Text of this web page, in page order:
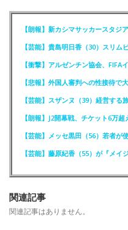
【朗報】新カシマサッカースタジ
【芸能】スザンヌ（39）経営す
【朗報】J2開幕戦、チケット6万
【芸能】メッセ黒田（56）若者
関連記事
関連記事はありません。